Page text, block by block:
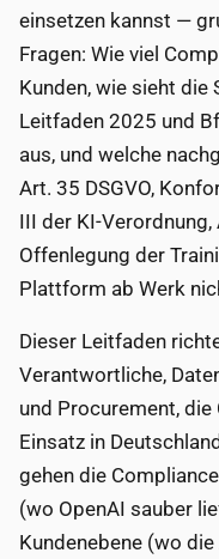
einsetzen kannst —
Fragen: Wie viel
Kunden, wie sieht die
Leitfaden 2025 und
aus, und welche
Art. 35 DSGVO,
III der KI-
Offenlegung der
Plattform ab Werk
Dieser Leitfaden
Verantwortliche,
und Procurement,
Einsatz in
gehen die
(wo OpenAI sauber
Kundenebene (wo